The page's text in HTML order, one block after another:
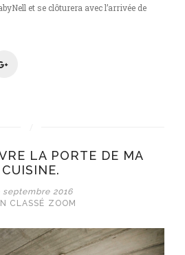
et se clôturera avec l’arrivée de
LA PORTE DE MA
CUISINE.
septembre 2016
CLASSÉ ZOOM